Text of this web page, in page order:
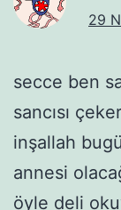
29
secce ben
sancısı
inşallah
annesi
öyle deli